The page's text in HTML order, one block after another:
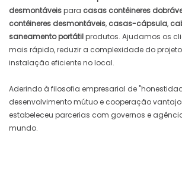
desmontáveispara casas contêineres
contêineres desmontáveis, casas-cápsula,
saneamento portátilprodutos. Ajudamos os
mais rápido, reduzir a complexidade do
instalação eficiente no local.
Aderindo à filosofia empresarial de
desenvolvimento mútuo e cooperação
estabeleceu parcerias com governos e
mundo.